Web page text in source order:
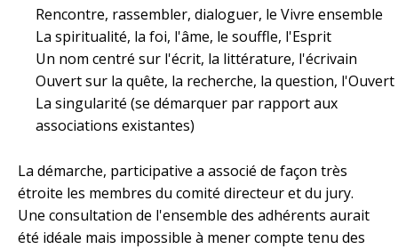
Rencontre, rassembler, dialoguer, le Vivre ensemble
La spiritualité, la foi, l'âme, le souffle, l'Esprit
Un nom centré sur l'écrit, la littérature, l'écrivain
Ouvert sur la quête, la recherche, la question, l'Ouvert
La singularité (se démarquer par rapport aux
associations existantes)
La démarche, participative a associé de façon très
étroite les membres du comité directeur et du jury.
Une consultation de l'ensemble des adhérents aurait
été idéale mais impossible à mener compte tenu des